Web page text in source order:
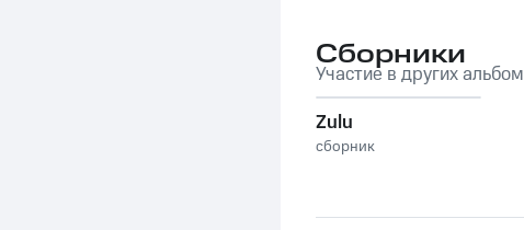
Сборники
Участие в других
Zulu
сборник